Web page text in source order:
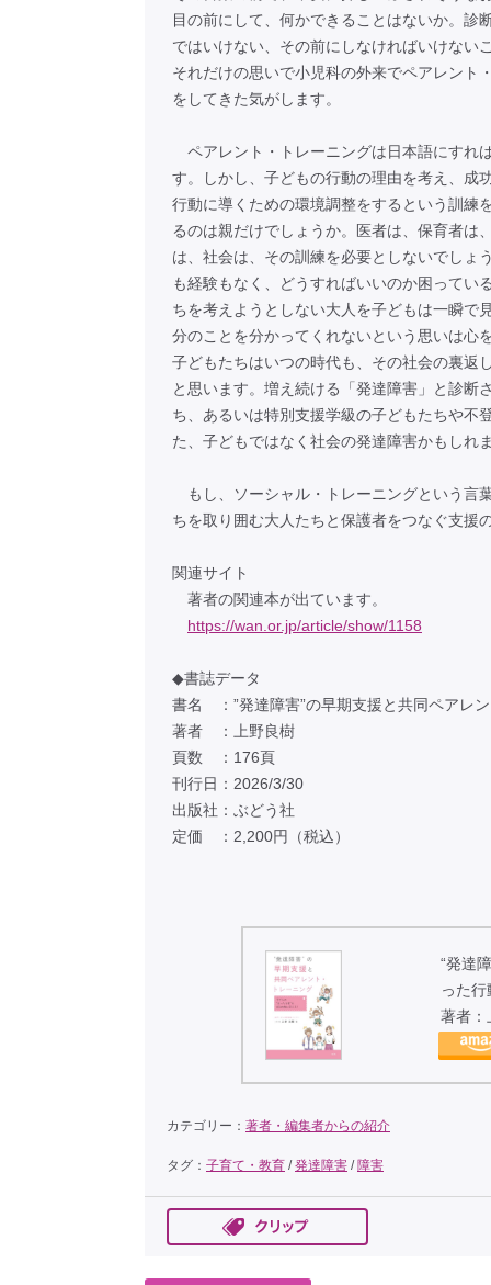
目の前にして、何かできることはないか。診
ではいけない、その前にしなければいけない
それだけの思いで小児科の外来でペアレント
をしてきた気がします。
ペアレント・トレーニングは日本語にすれ
す。しかし、子どもの行動の理由を考え、成
行動に導くための環境調整をするという訓練
るのは親だけでしょうか。医者は、保育者は
は、社会は、その訓練を必要としないでしょ
も経験もなく、どうすればいいのか困ってい
ちを考えようとしない大人を子どもは一瞬で
分のことを分かってくれないという思いは心
子どもたちはいつの時代も、その社会の裏返
と思います。増え続ける「発達障害」と診断
ち、あるいは特別支援学級の子どもたちや不
た、子どもではなく社会の発達障害かもしれま
もし、ソーシャル・トレーニングという言
ちを取り囲む大人たちと保護者をつなぐ支援
関連サイト
著者の関連本が出ています。
https://wan.or.jp/article/show/1158
◆書誌データ
書名 ：”発達障害”の早期支援と共同ペアレ
著者 ：上野良樹
頁数 ：176頁
刊行日：2026/3/30
出版社：ぶどう社
定価 ：2,200円（税込）
“発達
った行
著者：
ぶど
カテゴリー： 著者・編集者からの紹介
タグ： 子育て・教育 /発達障害 / 障害